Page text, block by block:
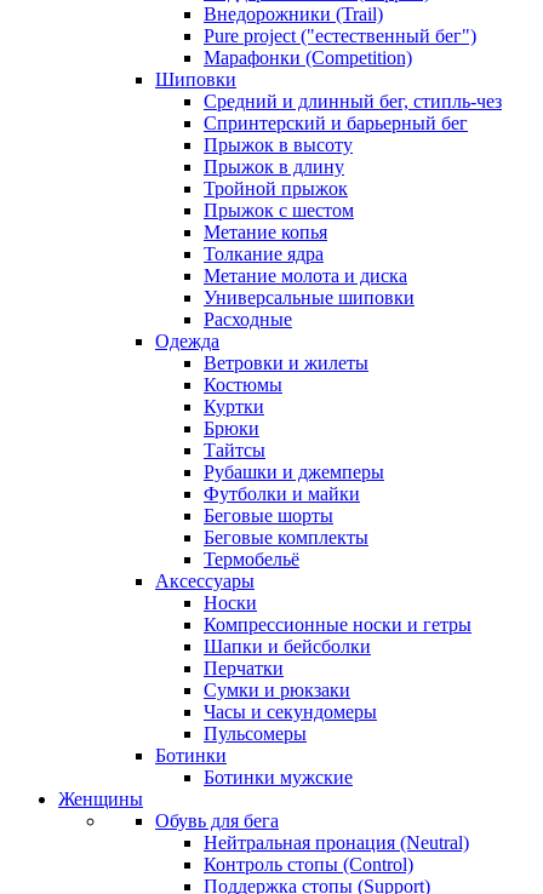
Внедорожники (Trail)
Pure project ("естественный бег")
Марафонки (Competition)
Шиповки
Средний и длинный бег, стипль-чез
Cпринтерский и барьерный бег
Прыжок в высоту
Прыжок в длину
Тройной прыжок
Прыжок с шестом
Метание копья
Толкание ядра
Метание молота и диска
Универсальные шиповки
Расходные
Одежда
Ветровки и жилеты
Костюмы
Куртки
Брюки
Тайтсы
Рубашки и джемперы
Футболки и майки
Беговые шорты
Беговые комплекты
Термобельё
Аксессуары
Носки
Компрессионные носки и гетры
Шапки и бейсболки
Перчатки
Сумки и рюкзаки
Часы и секундомеры
Пульсомеры
Ботинки
Ботинки мужские
Женщины
Обувь для бега
Нейтральная пронация (Neutral)
Контроль стопы (Control)
Поддержка стопы (Support)